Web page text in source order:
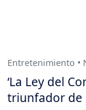
Entretenimiento •
‘La Ley del
triunfador de